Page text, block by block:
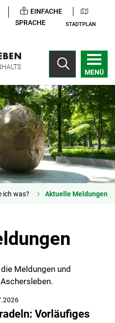
EINFACHE
SPRACHE
STADTPLAN
MENÜ
ich was? Aktuelle Meldungen
Meldungen und
Vorläufiges